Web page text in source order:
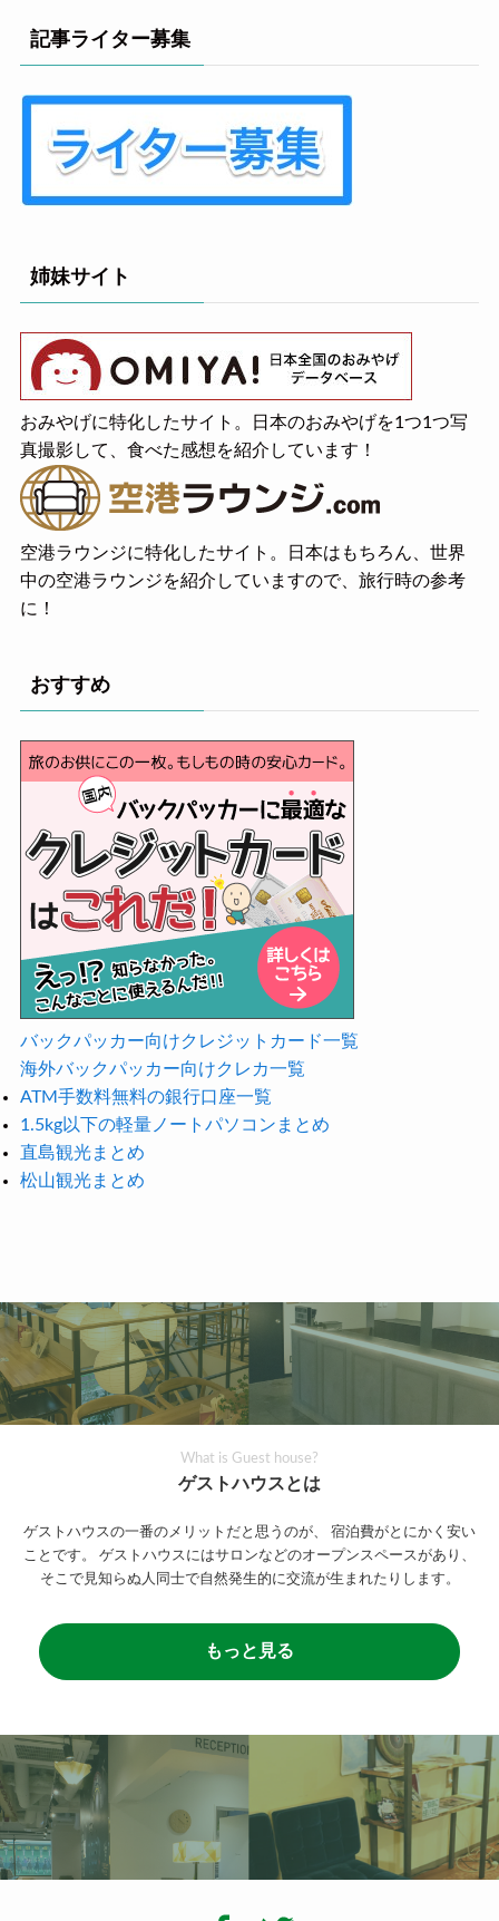
記事ライター募集
姉妹サイト
おみやげに特化したサイト。日本のおみやげを1つ1つ写
真撮影して、食べた感想を紹介しています！
空港ラウンジに特化したサイト。日本はもちろん、世界
中の空港ラウンジを紹介していますので、旅行時の参考
に！
おすすめ
バックパッカー向けクレジットカード一覧
海外バックパッカー向けクレカ一覧
ATM手数料無料の銀行口座一覧
1.5kg以下の軽量ノートパソコンまとめ
直島観光まとめ
松山観光まとめ
What is Guest house?
ゲストハウスとは
ゲストハウスの一番のメリットだと思うのが、
宿泊費がとにかく安い
ことです。
ゲストハウスにはサロンなどのオープンスペースがあり、
そこで見知らぬ人同士で自然発生的に交流が生まれたりします。
もっと見る